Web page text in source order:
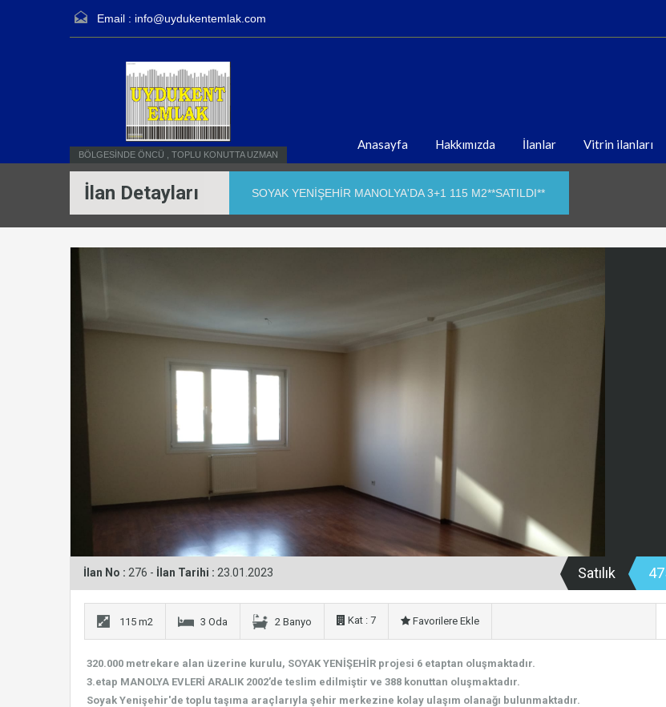
Email : info@uydukentemlak.com
BÖLGESİNDE ÖNCÜ , TOPLU KONUTTA UZMAN
Anasayfa Hakkımızda İlanlar Vitrin ilanları
İlan Detayları SOYAK YENİŞEHİR MANOLYA'DA 3+1 115 M2**SATILDI**
İlan No : 276 - İlan Tarihi : 23.01.2023 Satılık
115 m2 3 Oda 2 Banyo Kat : 7 Favorilere Ekle
320.000 metrekare alan üzerine kurulu, SOYAK YENİŞEHİR projesi 6 etaptan oluşmaktadır.
3.etap MANOLYA EVLERİ ARALIK 2002’de teslim edilmiştir ve 388 konuttan oluşmaktadır.
Soyak Yenişehir'de toplu taşıma araçlarıyla şehir merkezine kolay ulaşım olanağı bulunmaktadır.